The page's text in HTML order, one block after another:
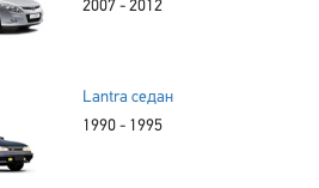
2007 - 2012
Lantra седан
1990 - 1995